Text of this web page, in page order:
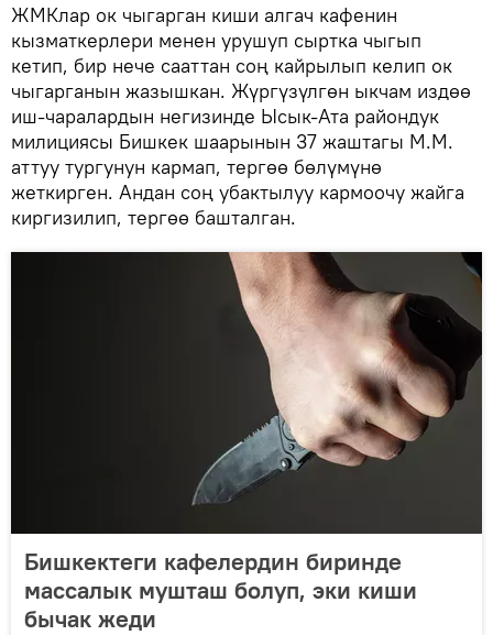
ЖМКлар ок чыгарган киши алгач кафенин
кызматкерлери менен урушуп сыртка чыгып
кетип, бир нече сааттан соң кайрылып келип ок
чыгарганын жазышкан. Жүргүзүлгөн ыкчам издөө
иш-чаралардын негизинде Ысык-Ата райондук
милициясы Бишкек шаарынын 37 жаштагы М.М.
аттуу тургунун кармап, тергөө бөлүмүнө
жеткирген. Андан соң убактылуу кармоочу жайга
киргизилип, тергөө башталган.
Бишкектеги кафелердин биринде
массалык мушташ болуп, эки киши
бычак жеди